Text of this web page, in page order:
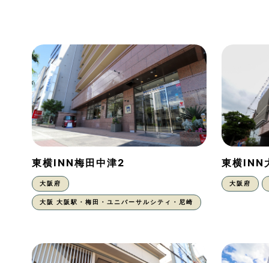
東横INN梅田中津2
大阪府
大阪 大阪駅・梅田・ユニバーサルシティ・尼崎
東横INN
大阪府